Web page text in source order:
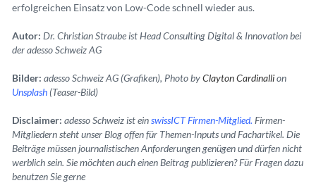
erfolgreichen Einsatz von Low-Code schnell wieder aus.
Autor: Dr. Christian Straube ist Head Consulting Digital & Innovation bei
der adesso Schweiz AG
Bilder: adesso Schweiz AG (Grafiken), Photo byClayton Cardinallion
Unsplash (Teaser-Bild)
Disclaimer: adesso Schweiz ist einswissICT Firmen-Mitglied. Firmen-
Mitgliedern steht unser Blog offen für Themen-Inputs und Fachartikel. Die
Beiträge müssen journalistischen Anforderungen genügen und dürfen nicht
werblich sein. Sie möchten auch einen Beitrag publizieren? Für Fragen dazu
benutzen Sie gerne